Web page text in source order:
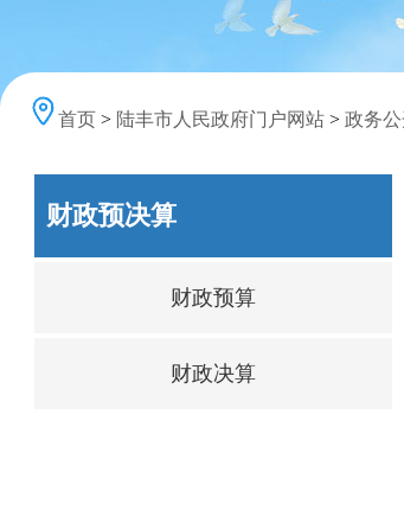
首页 > 陆丰市人民政府门户网站 > 政务
财政预决算
财政预算
财政决算